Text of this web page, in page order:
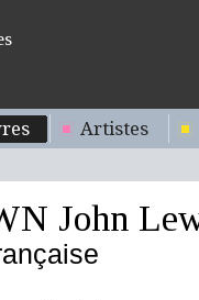
Artistes
John